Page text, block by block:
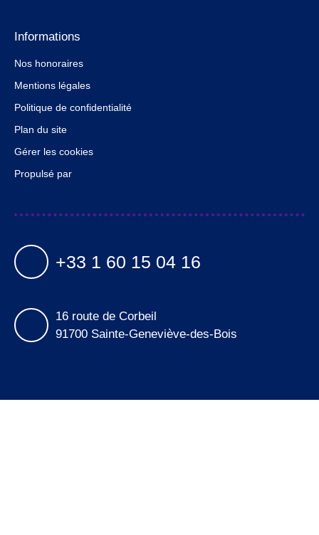
Informations
Nos honoraires
Mentions légales
Politique de confidentialité
Plan du site
Gérer les cookies
Propulsé par
+33 1 60 15 04 16
16 route de Corbeil
91700 Sainte-Geneviève-des-Bois